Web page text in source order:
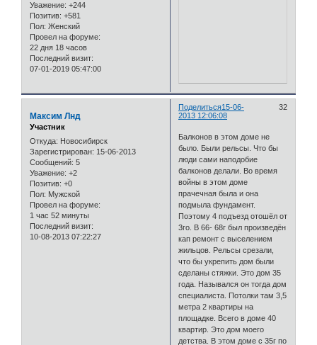
Уважение: +244
Позитив: +581
Пол: Женский
Провел на форуме:
22 дня 18 часов
Последний визит:
07-01-2019 05:47:00
Поделиться 32
15-06-
2013 12:06:08
Максим Лнд
Участник
Откуда: Новосибирск
Зарегистрирован: 15-06-2013
Сообщений: 5
Уважение: +2
Позитив: +0
Пол: Мужской
Провел на форуме:
1 час 52 минуты
Последний визит:
10-08-2013 07:22:27
Балконов в этом доме не
было. Были рельсы. Что бы
люди сами наподобие
балконов делали. Во время
войны в этом доме
прачечная была и она
подмыла фундамент.
Поэтому 4 подъезд отошёл от
3го. В 66- 68г был произведён
кап ремонт с выселением
жильцов. Рельсы срезали,
что бы укрепить дом были
сделаны стяжки. Это дом 35
года. Назывался он тогда дом
специалиста. Потолки там 3,5
метра 2 квартиры на
площадке. Всего в доме 40
квартир. Это дом моего
детства. В этом доме с 35г по